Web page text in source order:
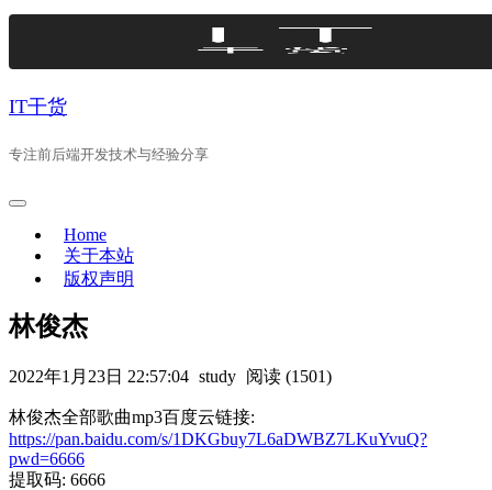
Skip
IT干货
专注前后端开发技术与经验分享
Home
关于本站
版权声明
林俊杰
2022年1月23日 22:57:04 study 阅读 (1501)
林俊杰全部歌曲mp3百度云链接:
https://pan.baidu.com/s/1DKGbuy7L6aDWBZ7LKuYvuQ?
pwd=6666
提取码: 6666